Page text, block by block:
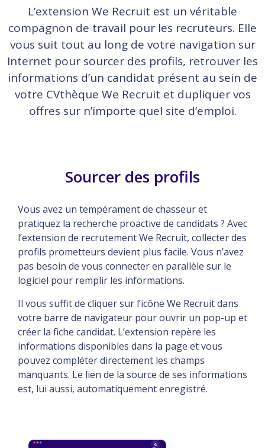
L’extension We Recruit est un véritable
compagnon de travail pour les recruteurs. Elle
vous suit tout au long de votre navigation sur
Internet pour sourcer des profils, retrouver les
informations d’un candidat présent au sein de
votre CVthèque We Recruit et dupliquer vos
offres sur n’importe quel site d’emploi.
Sourcer des profils
Vous avez un tempérament de chasseur et
pratiquez la recherche proactive de candidats ? Avec
l’extension de recrutement We Recruit, collecter des
profils prometteurs devient plus facile. Vous n’avez
pas besoin de vous connecter en parallèle sur le
logiciel pour remplir les informations.
Il vous suffit de cliquer sur l’icône We Recruit dans
votre barre de navigateur pour ouvrir un pop-up et
créer la fiche candidat. L’extension repère les
informations disponibles dans la page et vous
pouvez compléter directement les champs
manquants. Le lien de la source de ses informations
est, lui aussi, automatiquement enregistré.